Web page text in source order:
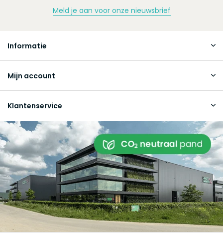
Meld je aan voor onze nieuwsbrief
Informatie
Mijn account
Klantenservice